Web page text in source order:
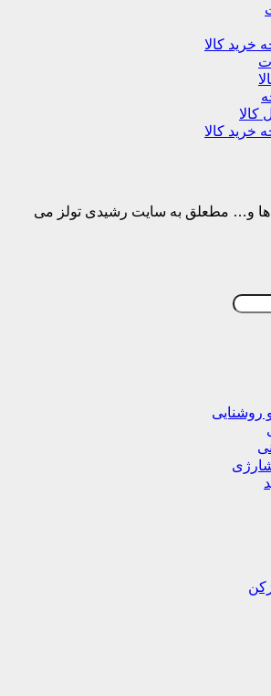
خرید کالا
کالا
خرید کالا
و… مطعلق به سایت رشیدی تولز می
و روشنایی
شارژی